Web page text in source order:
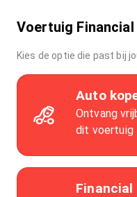
Voertuig
Kies de optie die past bij
Auto
Ontvang
dit voertuig
Financial